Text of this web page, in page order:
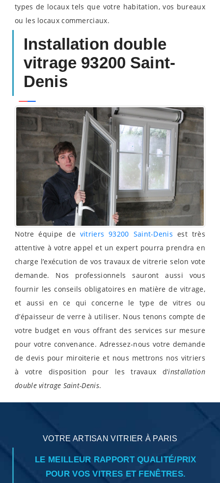
types de locaux tels que votre habitation, vos bureaux
ou les locaux commerciaux.
Installation double
vitrage 93200 Saint-
Denis
Notre équipe de vitriers 93200 Saint-Denis est très
attentive à votre appel et un expert pourra prendra en
charge l’exécution de vos travaux de vitrerie selon vote
demande. Nos professionnels sauront aussi vous
fournir les conseils obligatoires en matière de vitrage,
et aussi en ce qui concerne le type de vitres ou
d’épaisseur de verre à utiliser. Nous tenons compte de
votre budget en vous offrant des services sur mesure
pour votre convenance. Adressez-nous votre demande
de devis pour miroiterie et nous mettrons nos vitriers
à votre disposition pour les travaux d’installation
double vitrage Saint-Denis.
VOTRE ARTISAN VITRIER À PARIS
LE MEILLEUR RAPPORT QUALITÉ/PRIX
POUR VOS VITRES ET FENÊTRES.